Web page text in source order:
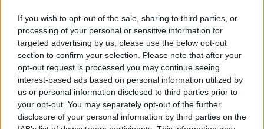
If you wish to opt-out of the sale, sharing to third parties, or
processing of your personal or sensitive information for
targeted advertising by us, please use the below opt-out
section to confirm your selection. Please note that after your
opt-out request is processed you may continue seeing
interest-based ads based on personal information utilized by
us or personal information disclosed to third parties prior to
your opt-out. You may separately opt-out of the further
disclosure of your personal information by third parties on the